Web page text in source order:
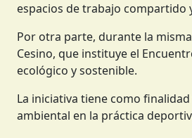
espacios de trabajo compartido
Por otra parte, durante la
Cesino, que instituye el
ecológico y sostenible.
La iniciativa tiene como
ambiental en la práctica